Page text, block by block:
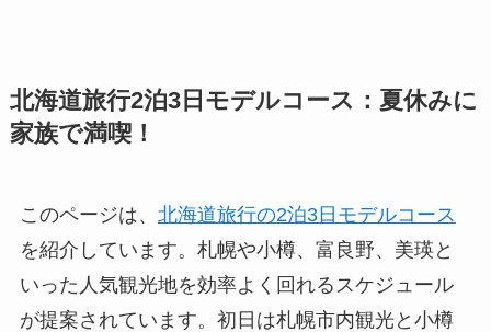
北海道旅行2泊3日モデルコース：夏休みに
家族で満喫！
このページは、 北海道旅行の2泊3日モデルコース
を紹介しています。札幌や小樽、富良野、美瑛と
いった人気観光地を効率よく回れるスケジュール
が提案されています。初日は札幌市内観光と小樽